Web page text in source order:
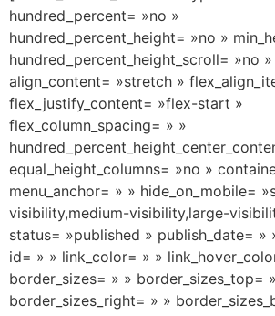
hundred_percent= »no »
hundred_percent_height= »no »
hundred_percent_height_scroll= »no »
align_content= »stretch »
flex_justify_content= »flex-start »
flex_column_spacing= » »
equal_height_columns= »no »
menu_anchor= » » hide_on_mobile=
visibility,medium-visibility,large-
status= »published » publish_date= »
id= » » link_color= » »
border_sizes= » » border_sizes_top=
border_sizes_right= » »